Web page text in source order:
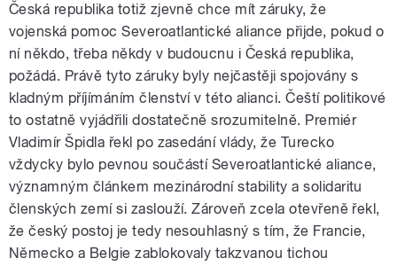
Česká republika totiž zjevně chce mít záruky, že
vojenská pomoc Severoatlantické aliance přijde, pokud o
ní někdo, třeba někdy v budoucnu i Česká republika,
požádá. Právě tyto záruky byly nejčastěji spojovány s
kladným příjímáním členství v této alianci. Čeští politikové
to ostatně vyjádřili dostatečně srozumitelně. Premiér
Vladimír Špidla řekl po zasedání vlády, že Turecko
vždycky bylo pevnou součástí Severoatlantické aliance,
významným článkem mezinárodní stability a solidaritu
členských zemí si zaslouží. Zároveň zcela otevřeně řekl,
že český postoj je tedy nesouhlasný s tím, že Francie,
Německo a Belgie zablokovaly takzvanou tichou